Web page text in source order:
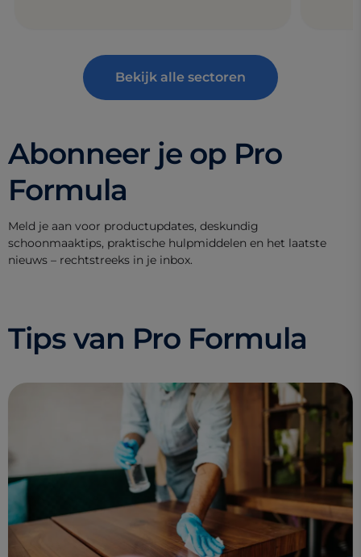
Bekijk alle sectoren
Abonneer je op Pro
Formula
Meld je aan voor productupdates, deskundig
schoonmaaktips, praktische hulpmiddelen en het laatste
nieuws – rechtstreeks in je inbox.
Tips van Pro Formula